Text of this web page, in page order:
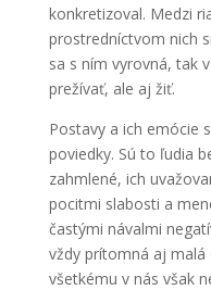
konkretizoval. Medzi
prostredníctvom nich
sa s ním vyrovná, tak
prežívať, ale aj žiť.
Postavy a ich emócie
poviedky. Sú to ľudia
zahmlené, ich
pocitmi slabosti a
častými návalmi
vždy prítomná aj malá
všetkému v nás však